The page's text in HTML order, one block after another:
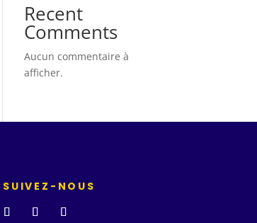
Recent
Comments
Aucun commentaire à
afficher.
SUIVEZ-NOUS